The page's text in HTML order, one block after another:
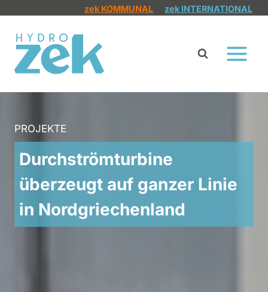
springen
zek KOMMUNAL zek INTERNATIONAL
PROJEKTE
Durchströmturbine
überzeugt auf ganzer Linie
in Nordgriechenland